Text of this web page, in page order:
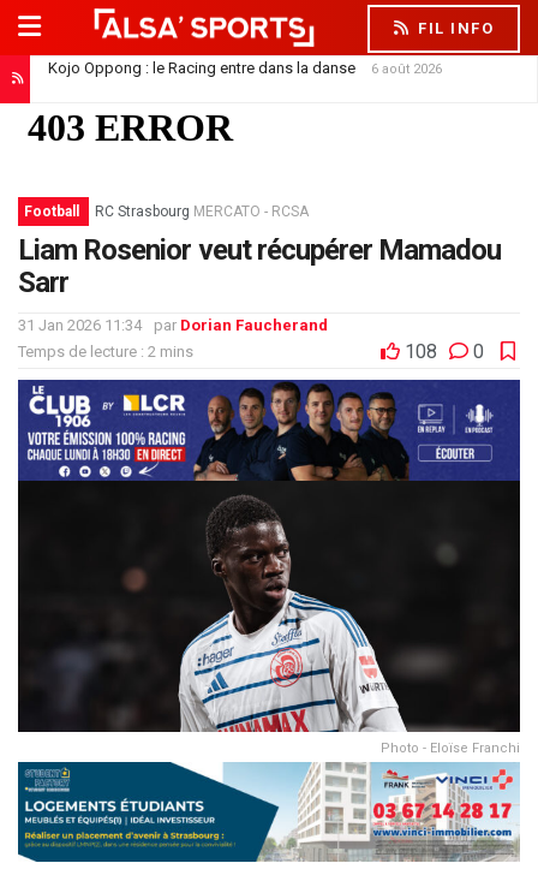
FIL INFO
Kojo Oppong : le Racing entre dans la danse 6 août 2026
Football RC Strasbourg MERCATO - RCSA
Liam Rosenior veut récupérer Mamadou
Sarr
31 Jan 2026 11:34 par Dorian Faucherand
Temps de lecture : 2 mins
108 0
Photo - Eloïse Franchi